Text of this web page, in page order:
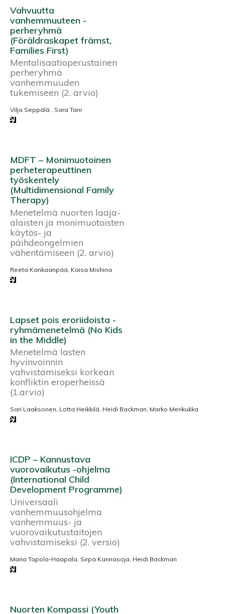
Vahvuutta
vanhemmuuteen -
perheryhmä
(Föräldraskapet främst,
Families First)
Mentalisaatioperustainen
perheryhmä
vanhemmuuden
tukemiseen (2. arvio)
Vilja Seppälä , Sara Tani
MDFT – Monimuotoinen
perheterapeuttinen
työskentely
(Multidimensional Family
Therapy)
Menetelmä nuorten laaja-
alaisten ja monimuotoisten
käytös- ja
päihdeongelmien
vähentämiseen (2. arvio)
Reeta Kankaanpää, Kaisa Mishina
Lapset pois eroriidoista -
ryhmämenetelmä (No Kids
in the Middle)
Menetelmä lasten
hyvinvoinnin
vahvistamiseksi korkean
konfliktin eroperheissä
(1.arvio)
Sari Laaksonen, Lotta Heikkilä, Heidi Backman, Marko Merikukka
ICDP – Kannustava
vuorovaikutus -ohjelma
(International Child
Development Programme)
Universaali
vanhemmuusohjelma
vanhemmuus- ja
vuorovaikutustaitojen
vahvistamiseksi (2. versio)
Maria Tapola-Haapala, Sirpa Kannasoja, Heidi Backman
Nuorten Kompassi (Youth